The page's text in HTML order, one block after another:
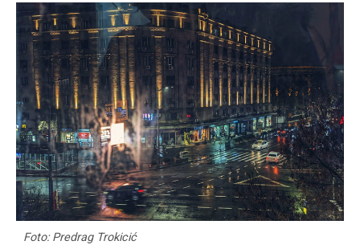
Foto: Predrag Trokicić